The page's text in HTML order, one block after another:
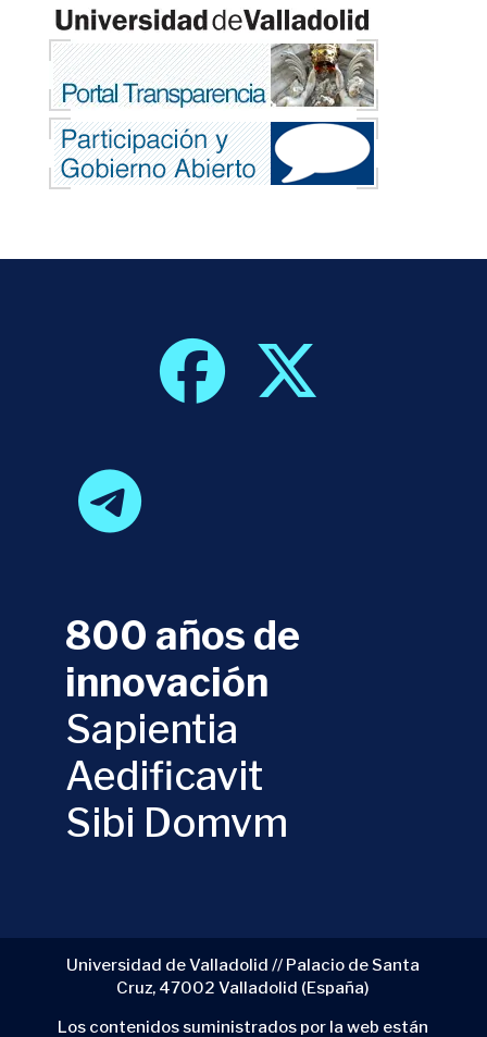
800 años de
innovación
Sapientia
Aedificavit
Sibi Domvm
Universidad de Valladolid // Palacio de Santa
Cruz, 47002 Valladolid (España)
Los contenidos suministrados por la web están